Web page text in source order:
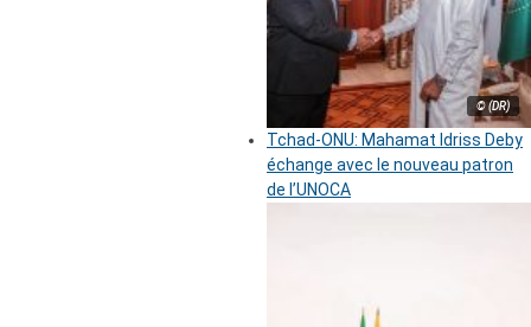
© (DR)
Tchad-ONU: Mahamat Idriss Deby
échange avec le nouveau patron
de l’UNOCA